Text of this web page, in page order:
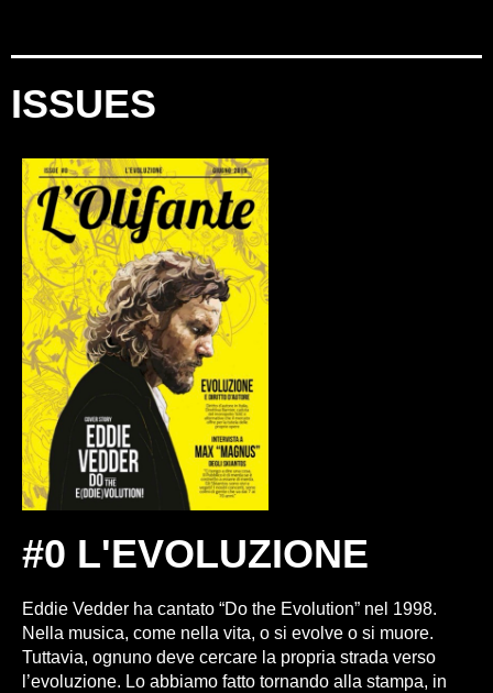
ISSUES
#0 L'EVOLUZIONE
Eddie Vedder ha cantato “Do the Evolution” nel 1998.
Nella musica, come nella vita, o si evolve o si muore.
Tuttavia, ognuno deve cercare la propria strada verso
l’evoluzione. Lo abbiamo fatto tornando alla stampa, in